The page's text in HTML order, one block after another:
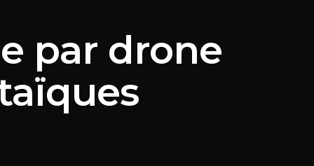
par drone